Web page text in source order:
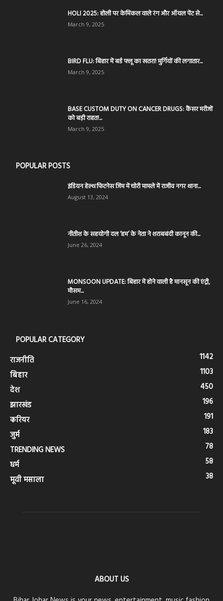
HOLI 2025: होली पर केमिकल वाले रंग और ऑयल पेंट से...
March 9, 2025
BIRD FLU: बिहार में बर्ड फ्लू का खतरा! मुर्गियों की लगातार...
March 9, 2025
BASE CUSTOM DUTY ON CANCER DRUGS: कैंसर मरीजों
को बड़ी राहत!...
March 9, 2025
POPULAR POSTS
इंडियन हेल्थ फिटनेस जिम में चोरी मामले में राजीव नगर थाना...
August 13, 2024
नीतीश के सहयोगी दल ‘हम’ के नेता ने शराबबंदी कानून की...
June 26, 2024
MONSOON UPDATE: बिहार में होने वाली है मानसून की एंट्री,
मौसम...
June 16, 2024
POPULAR CATEGORY
राजनीति
1142
बिहार
1103
देश
450
झारखंड
196
करियर
191
जुर्म
183
TRENDING NEWS
78
धर्म
58
मूवी मसाला
38
ABOUT US